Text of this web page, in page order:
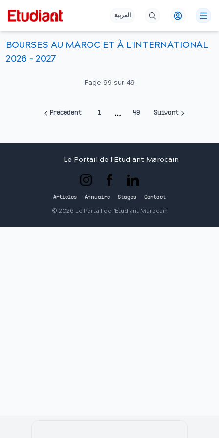
العربية
BOURSES AU MAROC ET À L'INTERNATIONAL
2026 - 2027
Page 99 sur 49
Précédent 1 49 Suivant
Le Portail de l'Etudiant Marocain
Articles Annuaire Stages Contact
© 2026 Le Portail de l'Etudiant Marocain